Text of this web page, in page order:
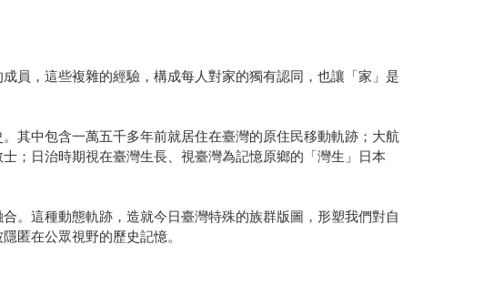
員，這些複雜的經驗，構成每人對家的獨有認同，也讓「家」是
其中包含一萬五千多年前就居住在臺灣的原住民移動軌跡；大航
；日治時期視在臺灣生長、視臺灣為記憶原鄉的「灣生」日本
。這種動態軌跡，造就今日臺灣特殊的族群版圖，形塑我們對自
匿在公眾視野的歷史記憶。